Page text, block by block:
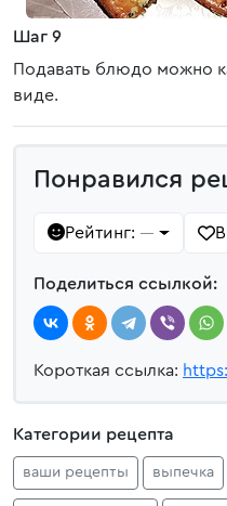
Шаг 9
Подавать блюдо можно
виде.
Понравился
Рейтинг: —
Поделиться ссылкой:
Короткая ссылка:
Категории рецепта
ваши рецепты выпечка